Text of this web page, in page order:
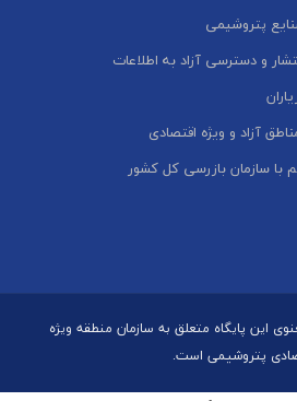
پتروشیمی
و دسترسی آزاد به اطلاعات
آزاد و ویژه اقتصادی
با سازمان بازرسی کل کشور
این پایگاه متعلق به سازمان منطقه ویژه
پتروشیمی است.